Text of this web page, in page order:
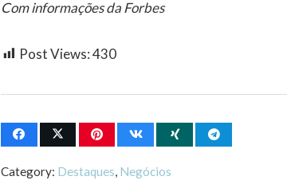
Com informações da Forbes
Post Views:430
Category: Destaques, Negócios